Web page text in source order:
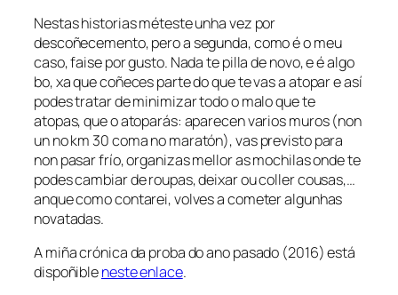
Nestas historias méteste unha vez por
descoñecemento, pero a segunda, como é o meu
caso, faise por gusto. Nada te pilla de novo, e é algo
bo, xa que coñeces parte do que te vas a atopar e así
podes tratar de minimizar todo o malo que te
atopas, que o atoparás: aparecen varios muros (non
un no km 30 coma no maratón), vas previsto para
non pasar frío, organizas mellor as mochilas onde te
podes cambiar de roupas, deixar ou coller cousas,…
anque como contarei, volves a cometer algunhas
novatadas.
A miña crónica da proba do ano pasado (2016) está
dispoñibleneste enlace.